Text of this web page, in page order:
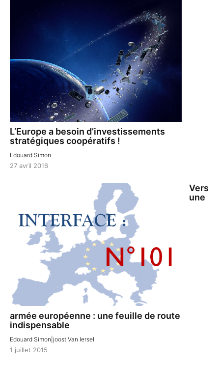
L’Europe a besoin d’investissements
stratégiques coopératifs !
Edouard Simon
27 avril 2016
Vers
une
armée européenne : une feuille de route
indispensable
Edouard Simon|joost Van Iersel
1 juillet 2015